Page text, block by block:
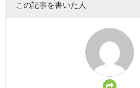
この記事を書いた人